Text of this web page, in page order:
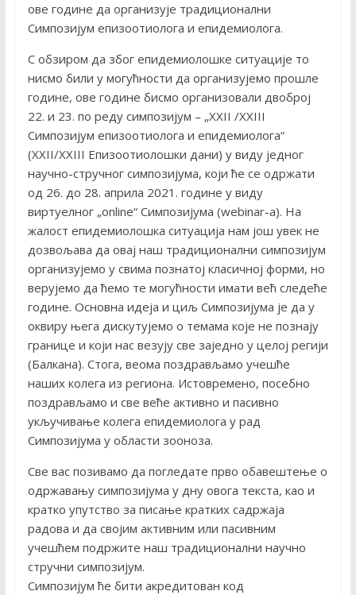
ове године да организује традиционални
Симпозијум епизоотиолога и епидемиолога.
С обзиром да због епидемиолошке ситуације то
нисмо били у могућности да организујемо прошле
године, ове године бисмо организовали двоброј
22. и 23. по реду симпозијум – „XXII /XXIII
Симпозијум епизоотиолога и епидемиолога“
(XXII/XXIII Епизоотиолошки дани) у виду једног
научно-стручног симпозијума, који ће се одржати
од 26. до 28. априла 2021. године у виду
виртуелног „online“ Симпозијума (webinar-а). На
жалост епидемиолошка ситуација нам још увек не
дозвољава да овај наш традиционални симпозијум
организујемо у свима познатој класичној форми, но
верујемо да ћемо те могућности имати већ следеће
године. Основна идеја и циљ Симпозијума је да у
оквиру њега дискутујемо о темама које не познају
границе и који нас везују све заједно у целој регији
(Балкана). Стога, веома поздрављамо учешће
наших колега из региона. Истовремено, посебно
поздрављамо и све веће активно и пасивно
укључивање колега епидемиолога у рад
Симпозијума у области зооноза.
Све вас позивамо да погледате прво обавештење о
одржавању симпозијума у дну овога текста, као и
кратко упутство за писање кратких садржаја
радова и да својим активним или пасивним
учешћем подржите наш традиционални научно
стручни симпозијум.
Симпозијум ће бити акредитован код